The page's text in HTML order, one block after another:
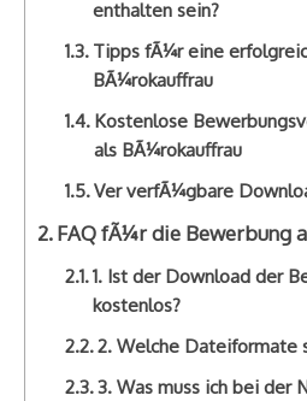
enthalten sein?
Tipps fÃ¼r eine
BÃ¼rokauffrau
Kostenlose
als BÃ¼rokauffrau
Ver verfÃ¼gbare
FAQ fÃ¼r die Bewerbung
1. Ist der Download der
kostenlos?
2. Welche Dateiformate
3. Was muss ich bei der